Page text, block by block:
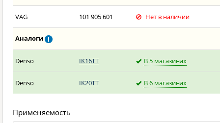
VAG 101 905 601 Нет в наличии
Аналоги
Denso IK16TT В 5 магазинах
Denso IK20TT В 6 магазинах
Применяемость